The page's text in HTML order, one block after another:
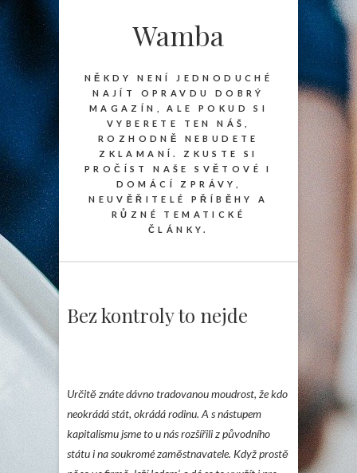
Wamba
NĚKDY NENÍ JEDNODUCHÉ
NAJÍT OPRAVDU DOBRÝ
MAGAZÍN, ALE POKUD SI
VYBERETE TEN NÁŠ,
ROZHODNĚ NEBUDETE
ZKLAMANÍ. ZKUSTE SI
PROČÍST NAŠE SVĚTOVÉ I
DOMÁCÍ ZPRÁVY,
NEUVĚŘITELÉ PŘÍBĚHY A
RŮZNÉ TEMATICKÉ
ČLÁNKY.
Bez kontroly to nejde
Určitě znáte dávno tradovanou moudrost, že kdo
neokrádá stát, okrádá rodinu. A s nástupem
kapitalismu jsme to u nás rozšířili z původního
státu i na soukromé zaměstnavatele. Když prostě